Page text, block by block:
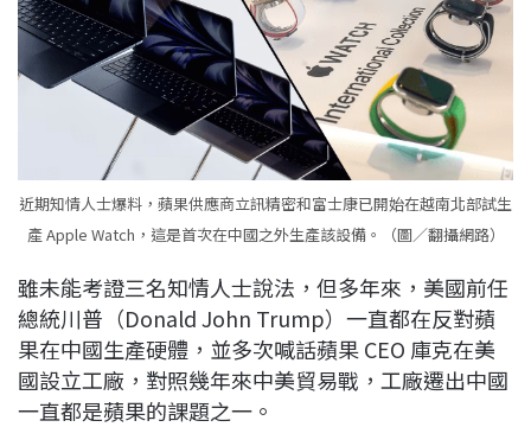
近期知情人士爆料，蘋果供應商立訊精密和富士康已開始在越南北部試生
產 Apple Watch，這是首次在中國之外生產該設備。（圖／翻攝網路）
雖未能考證三名知情人士說法，但多年來，美國前任
總統川普（Donald John Trump）一直都在反對蘋
果在中國生產硬體，並多次喊話蘋果 CEO 庫克在美
國設立工廠，對照幾年來中美貿易戰，工廠遷出中國
一直都是蘋果的課題之一。